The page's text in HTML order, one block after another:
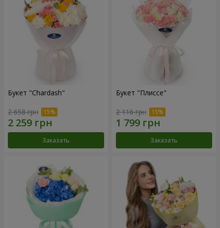
Букет "Chardash"
2 658 грн
Заказать
Букет "Плиссе"
2 116 грн
Заказать